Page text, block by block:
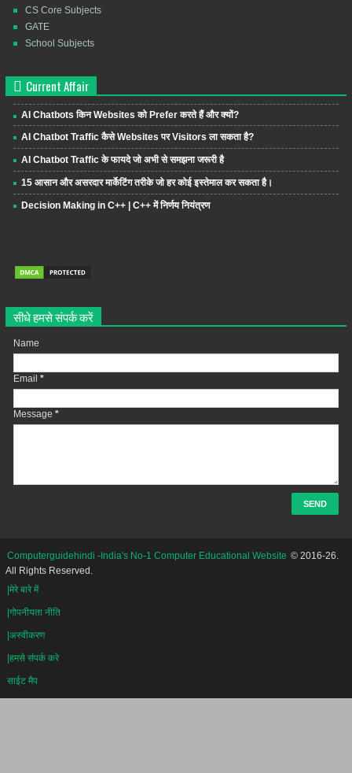
CS Core Subjects
GATE
School Subjects
Current Affair
AI Chatbots किन Websites को Prefer करते हैं और क्यों?
AI Chatbot Traffic कैसे Websites पर Visitors ला सकता है?
AI Chatbot Traffic के फायदे जो अभी से समझना जरूरी है
15 आसान और असरदार मार्केटिंग तरीके जो हर कोई इस्तेमाल कर सकता है।
Decision Making in C++ | C++ में निर्णय नियंत्रण
सीधे हमसे संपर्क करें
Name
Email *
Message *
Computerguidehindi -India's No-1 Computer Educational Website © 2016-26.
All Rights Reserved.
|मेरे बारे में
|गोपनीयता नीति
|अस्वीकरण
|हमसे संपर्क करे
साईट मैप